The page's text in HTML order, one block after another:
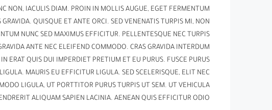
NON, IACULIS DIAM. PROIN IN MOLLIS AUGUE, EGET FERMENTUM
QUISQUE ET ANTE ORCI. SED VENENATIS TURPIS MI, NON
NUNC SED MAXIMUS EFFICITUR. PELLENTESQUE NEC TURPIS
ANTE NEC ELEIFEND COMMODO. CRAS GRAVIDA INTERDUM
ERAT QUIS DUI IMPERDIET PRETIUM ET EU PURUS. FUSCE PURUS
MAURIS EU EFFICITUR LIGULA. SED SCELERISQUE, ELIT NEC
LIGULA, UT PORTTITOR PURUS TURPIS UT SEM. UT VEHICULA
ALIQUAM SAPIEN LACINIA. AENEAN QUIS EFFICITUR ODIO.